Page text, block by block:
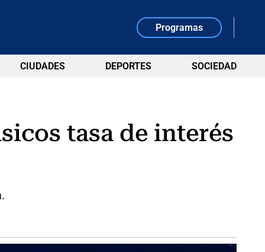
Programas
CIUDADES DEPORTES SOCIEDAD
tasa de interés